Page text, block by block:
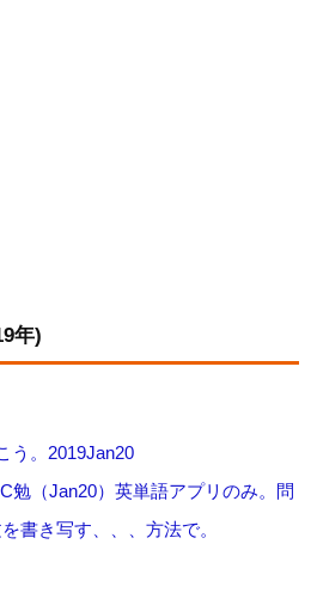
年)
う。2019Jan20
勉（Jan20）英単語アプリのみ。問
書き写す、、、方法で。